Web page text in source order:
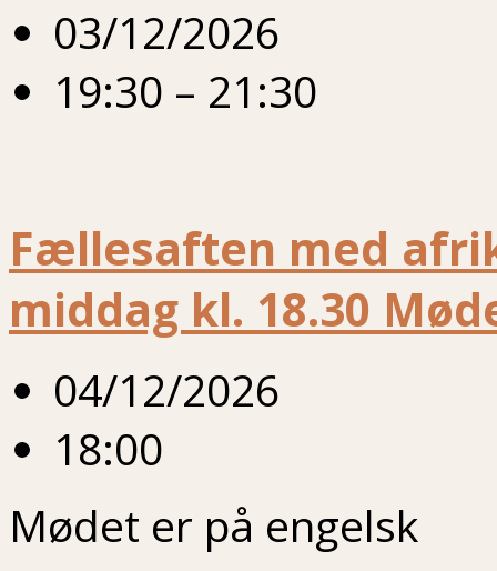
03/12/2026
19:30 – 21:30
Fællesaften med
middag kl. 18.30
04/12/2026
18:00
Mødet er på engelsk